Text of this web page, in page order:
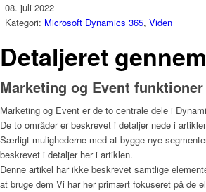
08. juli 2022
Kategori: Microsoft Dynamics 365, Viden
Detaljeret
Marketing og Event funktioner
Marketing og Event er de to centrale dele i
De to områder er beskrevet i detaljer nede i
Særligt mulighederne med at bygge nye
beskrevet i detaljer her i artiklen.
Denne artikel har ikke beskrevet samtlige
at bruge dem Vi har her primært fokuseret på de